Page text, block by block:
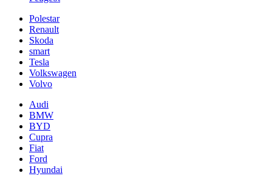
Polestar
Renault
Skoda
smart
Tesla
Volkswagen
Volvo
Audi
BMW
BYD
Cupra
Fiat
Ford
Hyundai